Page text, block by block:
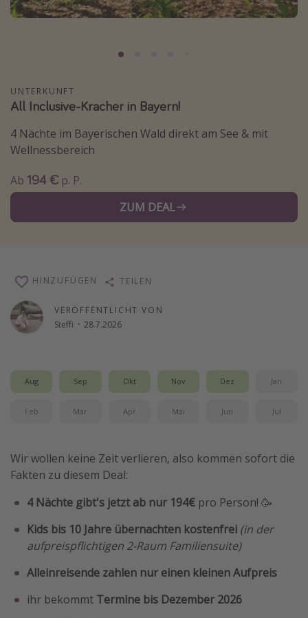
Lombardei
Reisethemen
Alle Reisethemen
Städtereisen
Strandurlaub
Wellnessurlaub
Abenteuerurlaub
Weitere Themen
Reise Journal
Digital Nomad Tipps
Beste Reiseziele 20225
UNTERKUNFT
All Inclusive-Kracher in Bayern!
4 Nächte im Bayerischen Wald direkt am See & mit
Wellnessbereich
Ab 194 € p. P.
ZUM DEAL
VERÖFFENTLICHT VON
Steffi · 28.7.2026
HINZUFÜGEN TEILEN
Aug Sep Okt Nov Dez Jan
Feb Mär Apr Mai Jun Jul
Wir wollen keine Zeit verlieren, also kommen sofort die
Fakten zu diesem Deal:
4 Nächte gibt's jetzt ab nur 194€ pro Person! 🥳
Kids bis 10 Jahre übernachten kostenfrei (in der
aufpreispflichtigen 2-Raum Familiensuite)
Alleinreisende zahlen nur einen kleinen Aufpreis
ihr bekommt Termine bis Dezember 2026